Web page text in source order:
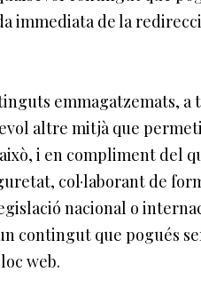
de la
altre mitjà que
i en compliment del
col·laborant de
nacional o
contingut que pogués
web.